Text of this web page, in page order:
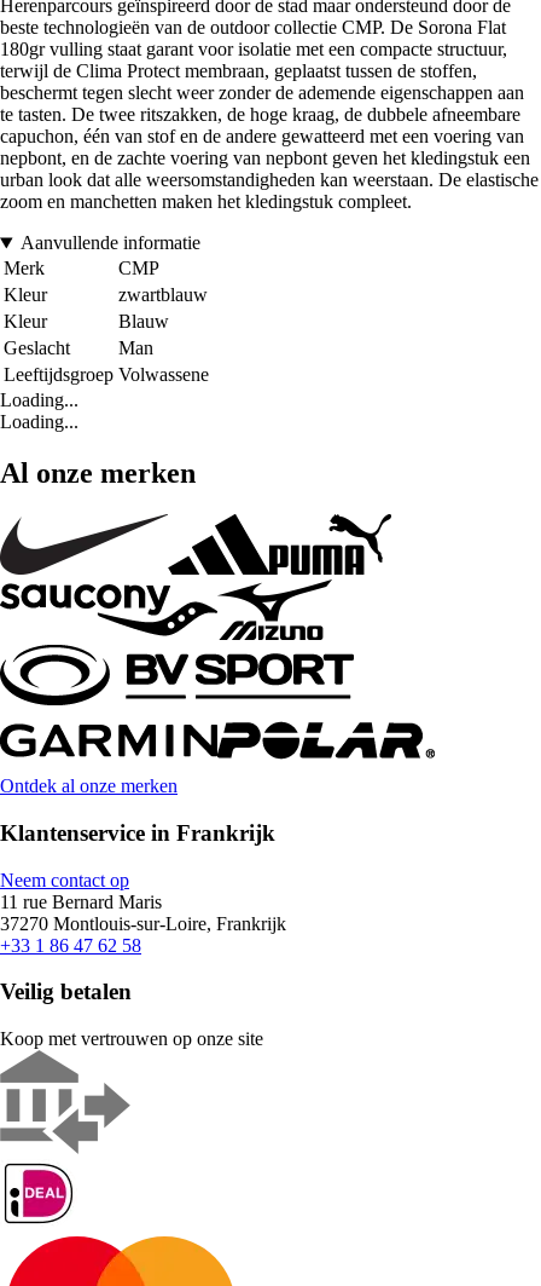
Herenparcours geïnspireerd door de stad maar ondersteund door de
beste technologieën van de outdoor collectie CMP. De Sorona Flat
180gr vulling staat garant voor isolatie met een compacte structuur,
terwijl de Clima Protect membraan, geplaatst tussen de stoffen,
beschermt tegen slecht weer zonder de ademende eigenschappen aan
te tasten. De twee ritszakken, de hoge kraag, de dubbele afneembare
capuchon, één van stof en de andere gewatteerd met een voering van
nepbont, en de zachte voering van nepbont geven het kledingstuk een
urban look dat alle weersomstandigheden kan weerstaan. De elastische
zoom en manchetten maken het kledingstuk compleet.
Aanvullende informatie
Merk
CMP
Kleur
zwartblauw
Kleur
Blauw
Geslacht
Man
Leeftijdsgroep Volwassene
Loading...
Loading...
Al onze merken
Ontdek al onze merken
Klantenservice in Frankrijk
Neem contact op
11 rue Bernard Maris
37270 Montlouis-sur-Loire, Frankrijk
+33 1 86 47 62 58
Veilig betalen
Koop met vertrouwen op onze site